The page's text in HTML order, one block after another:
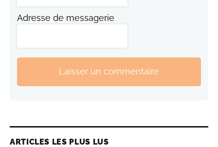
Adresse de messagerie
Laisser un commentaire
ARTICLES LES PLUS LUS